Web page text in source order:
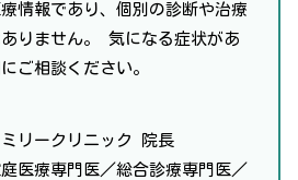
情報であり、個別の診断や治療
りません。 気になる症状があ
ご相談ください。
リークリニック 院長
医療専門医／総合診療専門医／